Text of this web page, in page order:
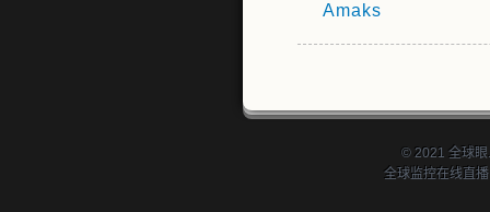
Amaks
© 2021 全球
全球监控在线直